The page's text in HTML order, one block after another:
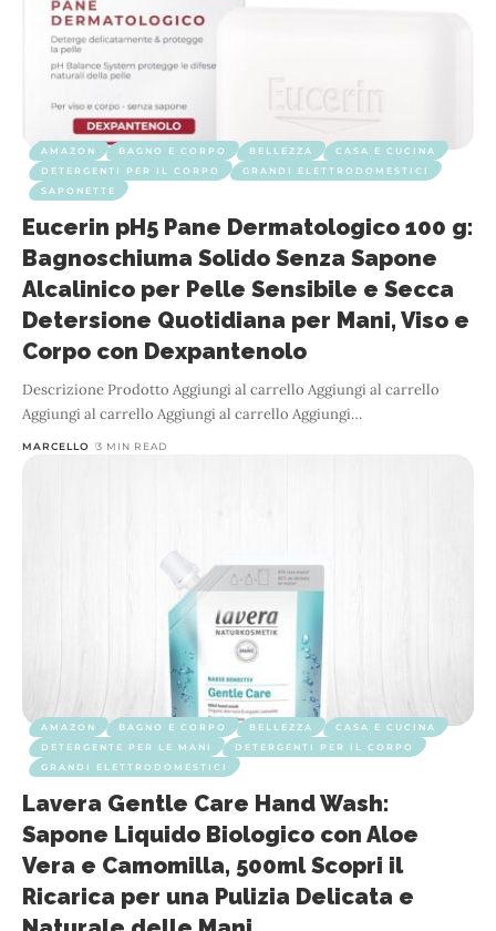
AMAZON BAGNO E CORPO BELLEZZA
CASA E CUCINA
DETERGENTI PER IL CORPO
GRANDI ELETTRODOMESTICI
SAPONETTE
Eucerin pH5 Pane Dermatologico 100 g:
Bagnoschiuma Solido Senza Sapone
Alcalinico per Pelle Sensibile e Secca
Detersione Quotidiana per Mani, Viso e
Corpo con Dexpantenolo
Descrizione Prodotto Aggiungi al carrello Aggiungi al carrello
Aggiungi al carrello Aggiungi al carrello Aggiungi…
MARCELLO 3 MIN READ
AMAZON BAGNO E CORPO BELLEZZA
CASA E CUCINA
DETERGENTE PER LE MANI
DETERGENTI PER IL CORPO
GRANDI ELETTRODOMESTICI
Lavera Gentle Care Hand Wash:
Sapone Liquido Biologico con Aloe
Vera e Camomilla, 500ml Scopri il
Ricarica per una Pulizia Delicata e